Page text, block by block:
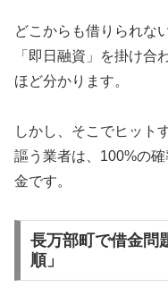
どこからも借りられな
「即日融資」を掛け合
ほど分かります。
しかし、そこでヒット
謳う業者は、100%の
金です。
長万部町で借金問
順」